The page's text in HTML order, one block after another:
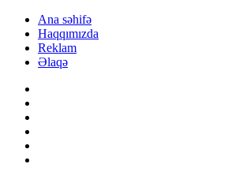
Ana səhifə
Haqqımızda
Reklam
Əlaqə